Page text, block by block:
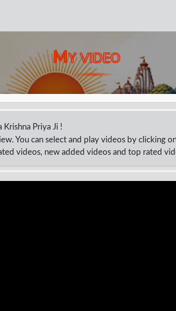
MY VIDEO
Krishna Priya Ji !
You can select and play videos by clicking
videos, new added videos and top rated